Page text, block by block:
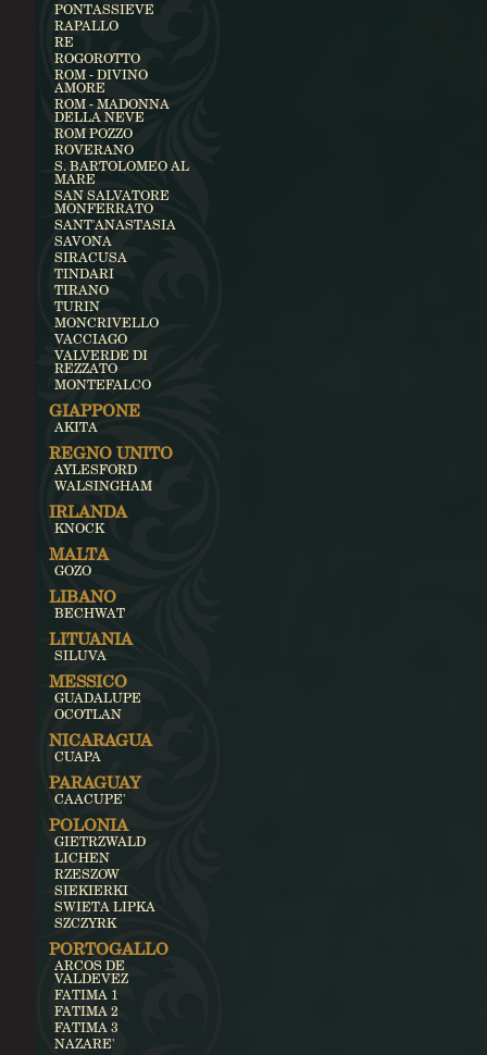
PONTASSIEVE
RAPALLO
RE
ROGOROTTO
ROM - DIVINO
AMORE
ROM - MADONNA
DELLA NEVE
ROM POZZO
ROVERANO
S. BARTOLOMEO AL
MARE
SAN SALVATORE
MONFERRATO
SANT'ANASTASIA
SAVONA
SIRACUSA
TINDARI
TIRANO
TURIN
MONCRIVELLO
VACCIAGO
VALVERDE DI
REZZATO
MONTEFALCO
GIAPPONE
AKITA
REGNO UNITO
AYLESFORD
WALSINGHAM
IRLANDA
KNOCK
MALTA
GOZO
LIBANO
BECHWAT
LITUANIA
SILUVA
MESSICO
GUADALUPE
OCOTLAN
NICARAGUA
CUAPA
PARAGUAY
CAACUPE'
POLONIA
GIETRZWALD
LICHEN
RZESZOW
SIEKIERKI
SWIETA LIPKA
SZCZYRK
PORTOGALLO
ARCOS DE
VALDEVEZ
FATIMA 1
FATIMA 2
FATIMA 3
NAZARE'